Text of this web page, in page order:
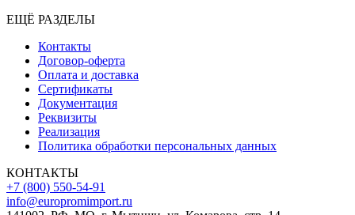
ЕЩЁ РАЗДЕЛЫ
Контакты
Договор-оферта
Оплата и доставка
Сертификаты
Документация
Реквизиты
Реализация
Политика обработки персональных данных
КОНТАКТЫ
+7 (800) 550-54-91
info@europromimport.ru